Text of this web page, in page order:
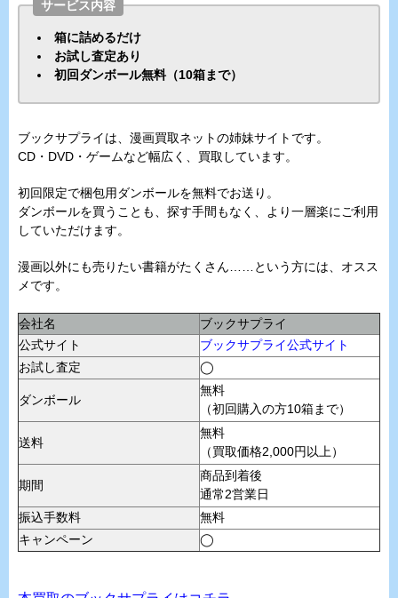
サービス内容
箱に詰めるだけ
お試し査定あり
初回ダンボール無料（10箱まで）
ブックサプライは、漫画買取ネットの姉妹サイトです。
CD・DVD・ゲームなど幅広く、買取しています。
初回限定で梱包用ダンボールを無料でお送り。
ダンボールを買うことも、探す手間もなく、より一層楽にご利用
していただけます。
漫画以外にも売りたい書籍がたくさん……という方には、オスス
メです。
会社名
ブックサプライ
公式サイト
ブックサプライ公式サイト
お試し査定
◯
ダンボール
無料
（初回購入の方10箱まで）
送料
無料
（買取価格2,000円以上）
期間
商品到着後
通常2営業日
振込手数料
無料
キャンペーン
◯